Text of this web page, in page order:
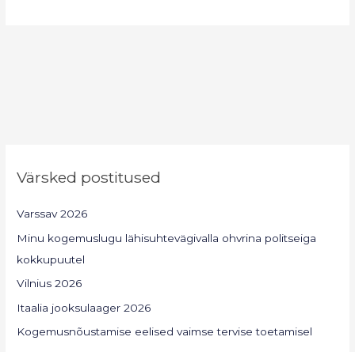
Värsked postitused
Varssav 2026
Minu kogemuslugu lähisuhtevägivalla ohvrina politseiga
kokkupuutel
Vilnius 2026
Itaalia jooksulaager 2026
Kogemusnõustamise eelised vaimse tervise toetamisel